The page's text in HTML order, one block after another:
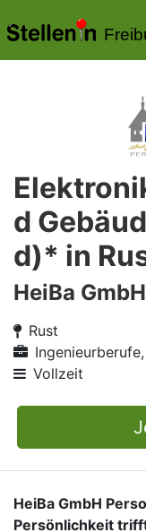
d
d)* in
HeiBa GmbH
Rust
Vollzeit
HeiBa GmbH
Persönlichkeit